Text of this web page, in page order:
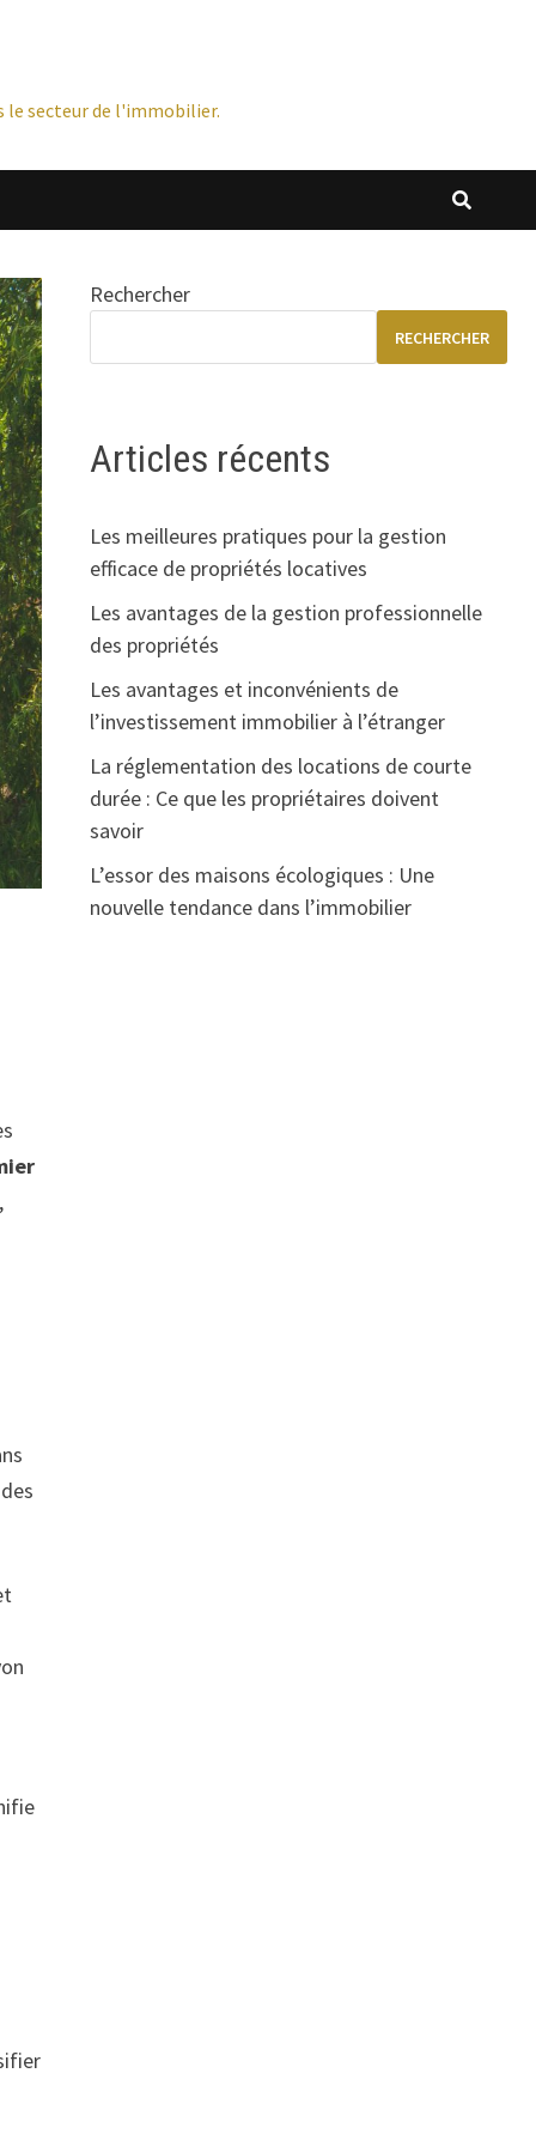
le secteur de l'immobilier.
Rechercher
RECHERCHER
Articles récents
Les meilleures pratiques pour la gestion
efficace de propriétés locatives
Les avantages de la gestion professionnelle
des propriétés
Les avantages et inconvénients de
l’investissement immobilier à l’étranger
La réglementation des locations de courte
durée : Ce que les propriétaires doivent
savoir
L’essor des maisons écologiques : Une
nouvelle tendance dans l’immobilier